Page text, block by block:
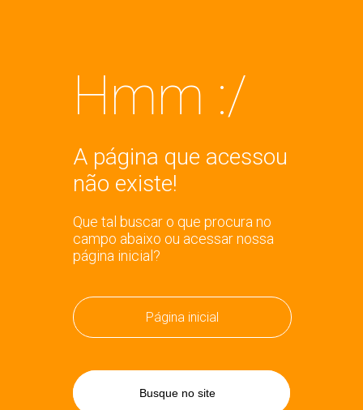
Hmm :/
A página que acessou
não existe!
Que tal buscar o que procura no
campo abaixo ou acessar nossa
página inicial?
Página inicial